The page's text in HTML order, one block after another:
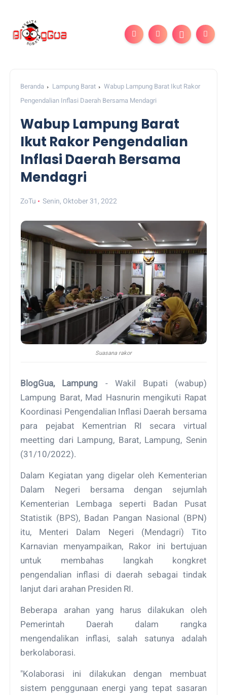
Beranda Lampung Barat
Wabup Lampung Barat Ikut Rakor
Pengendalian Inflasi Daerah Bersama Mendagri
Wabup Lampung Barat
Ikut Rakor Pengendalian
Inflasi Daerah Bersama
Mendagri
ZoTu Senin, Oktober 31, 2022
Suasana rakor
BlogGua, Lampung - Wakil Bupati (wabup)
Lampung Barat, Mad Hasnurin mengikuti Rapat
Koordinasi Pengendalian Inflasi Daerah bersama
para pejabat Kementrian RI secara virtual
meetting dari Lampung, Barat, Lampung, Senin
(31/10/2022).
Dalam Kegiatan yang digelar oleh Kementerian
Dalam Negeri bersama dengan sejumlah
Kementerian Lembaga seperti Badan Pusat
Statistik (BPS), Badan Pangan Nasional (BPN)
itu, Menteri Dalam Negeri (Mendagri) Tito
Karnavian menyampaikan, Rakor ini bertujuan
untuk membahas langkah kongkret
pengendalian inflasi di daerah sebagai tindak
lanjut dari arahan Presiden RI.
Beberapa arahan yang harus dilakukan oleh
Pemerintah Daerah dalam rangka
mengendalikan inflasi, salah satunya adalah
berkolaborasi.
"Kolaborasi ini dilakukan dengan membuat
sistem penggunaan energi yang tepat sasaran